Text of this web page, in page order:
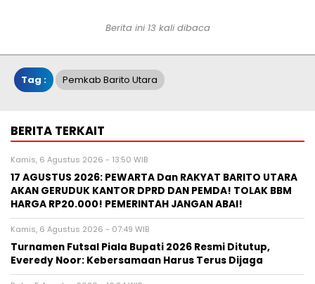
Berita ini 13 kali dibaca
Tag : Pemkab Barito Utara
BERITA TERKAIT
Kamis, 6 Agustus 2026 - 13:50 WIB
17 AGUSTUS 2026: PEWARTA Dan RAKYAT BARITO UTARA
AKAN GERUDUK KANTOR DPRD DAN PEMDA! TOLAK BBM
HARGA RP20.000! PEMERINTAH JANGAN ABAI!
Kamis, 6 Agustus 2026 - 07:49 WIB
Turnamen Futsal Piala Bupati 2026 Resmi Ditutup,
Everedy Noor: Kebersamaan Harus Terus Dijaga